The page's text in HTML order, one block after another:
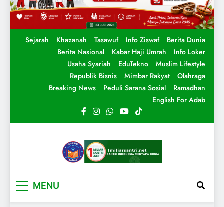
Sejarah Khazanah Tasawuf Info Ziswaf
Berita Dunia
Berita Nasional
Kabar Haji Umrah
Info Loker
Usaha Syariah
EduTekno
Muslim Lifestyle
Republik Bisnis
Mimbar Rakyat
Olahraga
Breaking News
Peduli Sarana Sosial
Ramadhan
English For Adab
MENU